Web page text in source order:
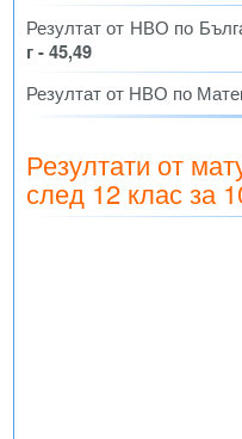
Резултат от НВО по
г - 45,49
Резултат от НВО по
Резултати от
след 12 клас за